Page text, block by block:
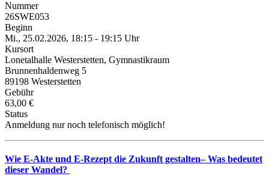
Nummer
26SWE053
Beginn
Mi., 25.02.2026, 18:15 - 19:15 Uhr
Kursort
Lonetalhalle Westerstetten, Gymnastikraum
Brunnenhaldenweg 5
89198 Westerstetten
Gebühr
63,00 €
Status
Anmeldung nur noch telefonisch möglich!
Wie E-Akte und E-Rezept die Zukunft gestalten– Was bedeutet
dieser Wandel?